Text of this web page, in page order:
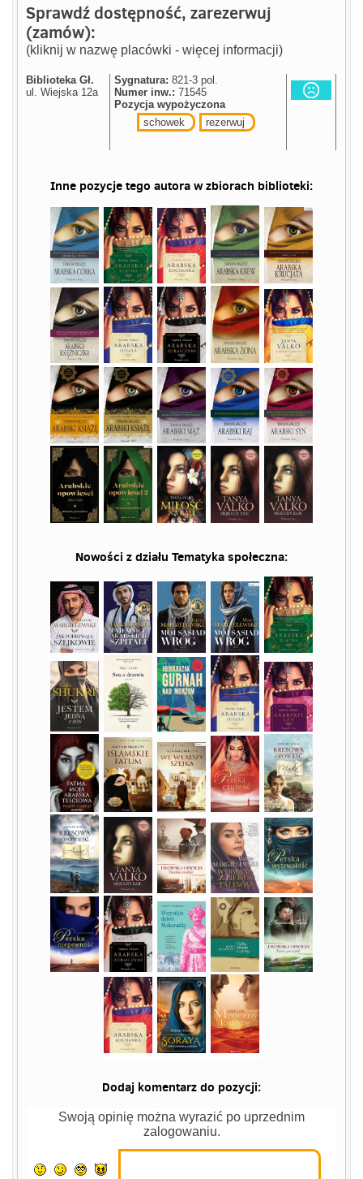
Sprawdź dostępność, zarezerwuj
(zamów):
(kliknij w nazwę placówki - więcej informacji)
Biblioteka Gł.
ul. Wiejska 12a
Sygnatura: 821-3 pol.
Numer inw.: 71545
Pozycja wypożyczona
schowek
rezerwuj
Inne pozycje tego autora w zbiorach biblioteki:
Nowości z działu Tematyka społeczna:
Dodaj komentarz do pozycji:
Swoją opinię można wyrazić po uprzednim
zalogowaniu.